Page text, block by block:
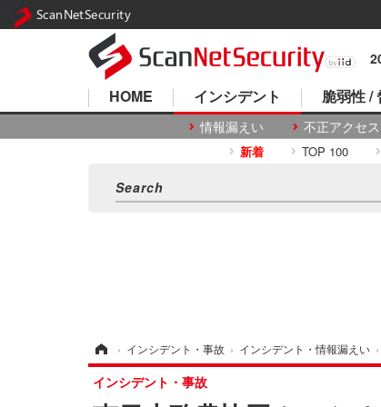
HOME インシデント
情報漏えい 不正アクセス
脆弱性 /
新着 TOP 100
› インシデント・事故 › インシデント・情報漏えい ›
インシデント・事故
ScanNetSecurity